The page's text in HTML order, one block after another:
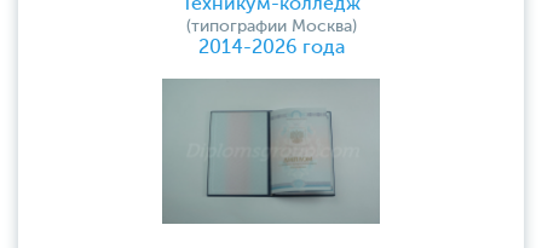
Техникум-колледж
(типографии Москва)
2014-2026 года